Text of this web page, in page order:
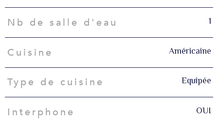
Nb de salle d'eau 1
Cuisine Américaine
Type de cuisine Equipée
Interphone OUI